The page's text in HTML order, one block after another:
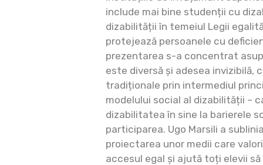
include mai bine studenții cu
dizabilității în temeiul Legii
protejează persoanele cu
prezentarea s-a concentrat
este diversă și adesea invizibilă,
tradiționale prin intermediul
modelului social al dizabilității –
dizabilitatea în sine la barierele
participarea. Ugo Marsili a
proiectarea unor medii care
accesul egal și ajută toți elevii